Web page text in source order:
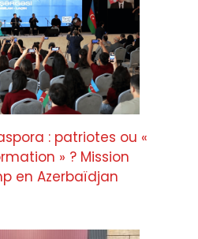
: patriotes ou «
» ? Mission
en Azerbaïdjan